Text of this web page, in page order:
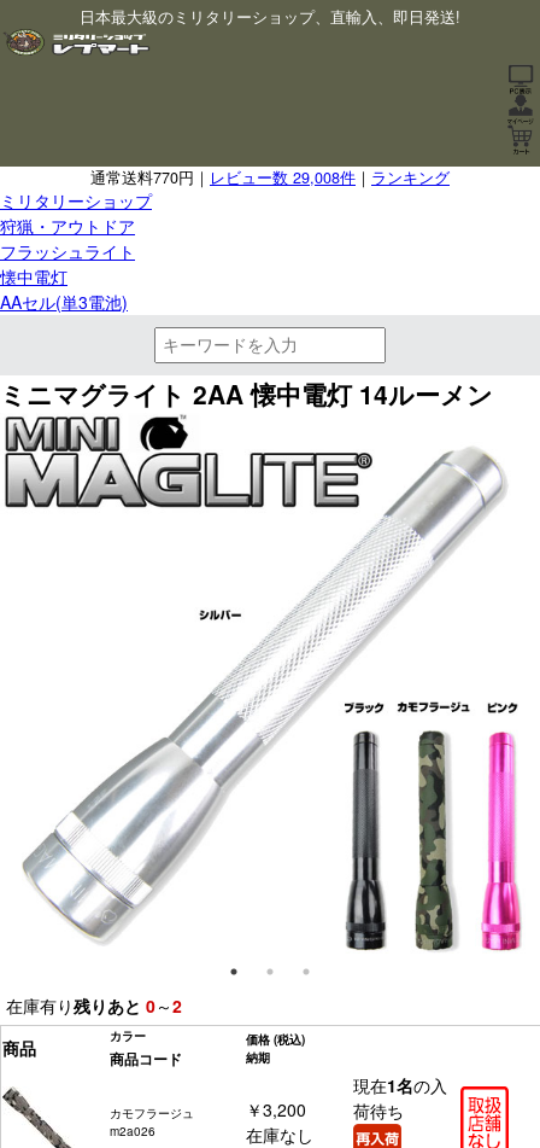
日本最大級のミリタリーショップ、直輸入、即日発送!
通常送料770円｜ レビュー数 29,008件 ｜ ランキング
ミリタリーショップ
狩猟・アウトドア
フラッシュライト
懐中電灯
AAセル(単3電池)
ミニマグライト 2AA 懐中電灯 14ルーメン
在庫有り残りあと 0～2
商品
カラー
商品コード
価格 (税込)
納期
カモフラージュ
m2a026
￥3,200
在庫なし
現在1名の入
荷待ち